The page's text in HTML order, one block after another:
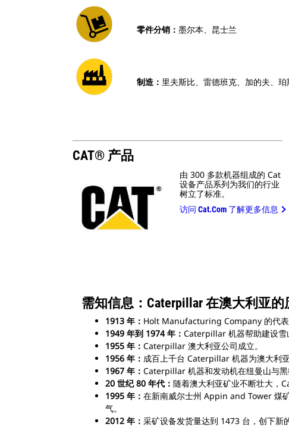
零件分销：墨尔本、昆士兰
制造： 里夫斯比、雷德班克、加的夫、珀
CAT® 产品
由 300 多款机器组成的 Cat
设备产品系列为我们的行业
树立了标准。
访问 Cat.com 了解更多信息
需知信息：Caterpillar 在澳大利亚的
1913 年： Holt Manufacturing Company 的代表
1949 年到 1974 年： Caterpillar 机器帮助建设雪
1955 年： Caterpillar 澳大利亚公司成立。
1956 年： 成百上千台 Caterpillar 机器为澳大利
1967 年： Caterpillar 机器和发动机在纽曼山与黑
20 世纪 80 年代： 随着澳大利亚矿业不断壮大，
1995 年： 在新南威尔士州 Appin and Tower 煤
气。
2012 年： 采矿设备发货量达到 1473 台，创下新